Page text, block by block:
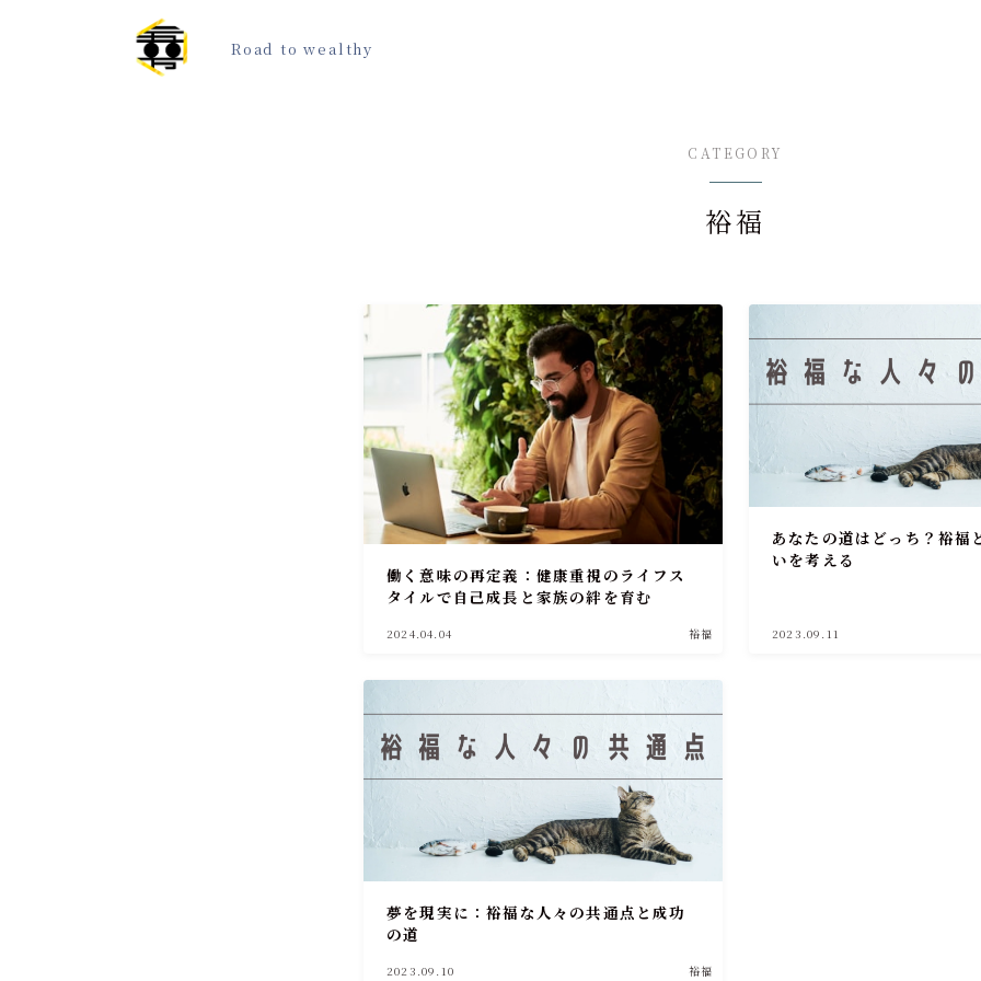
Road to wealthy
CATEGORY
裕福
働く意味の再定義：健康重視のライフス
タイルで自己成長と家族の絆を育む
2024.04.04 裕福
あなたの道はどっち？裕福
いを考える
2023.09.11
夢を現実に：裕福な人々の共通点と成功
の道
2023.09.10 裕福